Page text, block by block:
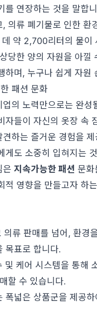
를 연장하는 것을 말합
의류 폐기물로 인한 환
약 2,700리터의 물이
당한 양의 자원을 아낄
하며, 누구나 쉽게 자원
패션 문화
의 노력만으로는 완성
자들이 자신의 옷장 속
하는 즐거운 경험을
게도 소중히 입혀지는
은 지속가능한 패션 문화
적 영향을 만들고자 하
류 판매를 넘어, 환경
목표로 합니다.
및 케어 시스템을 통해
할 수 있습니다.
폭넓은 상품군을 제공